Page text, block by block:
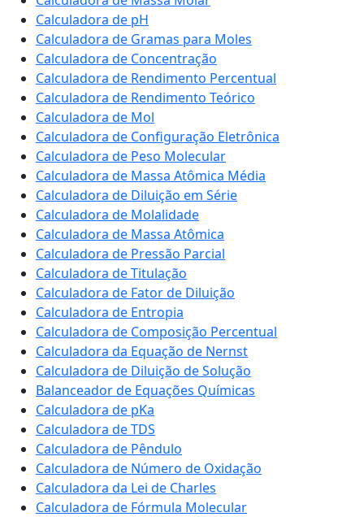
Calculadora de pH
Calculadora de Gramas para Moles
Calculadora de Concentração
Calculadora de Rendimento Percentual
Calculadora de Rendimento Teórico
Calculadora de Mol
Calculadora de Configuração Eletrônica
Calculadora de Peso Molecular
Calculadora de Massa Atômica Média
Calculadora de Diluição em Série
Calculadora de Molalidade
Calculadora de Massa Atômica
Calculadora de Pressão Parcial
Calculadora de Titulação
Calculadora de Fator de Diluição
Calculadora de Entropia
Calculadora de Composição Percentual
Calculadora da Equação de Nernst
Calculadora de Diluição de Solução
Balanceador de Equações Químicas
Calculadora de pKa
Calculadora de TDS
Calculadora de Pêndulo
Calculadora de Número de Oxidação
Calculadora da Lei de Charles
Calculadora de Fórmula Molecular